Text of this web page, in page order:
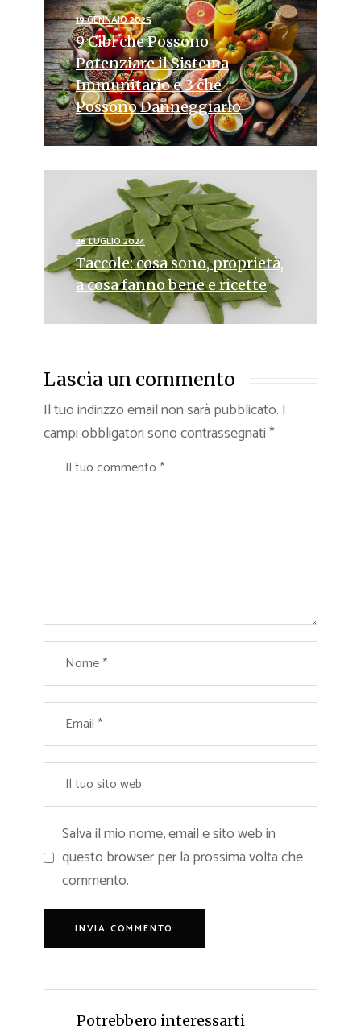
19 GENNAIO 2025
9 Cibi che Possono
Potenziare il Sistema
Immunitario e 3 che
Possono Danneggiarlo
26 LUGLIO 2024
Taccole: cosa sono, proprietà,
a cosa fanno bene e ricette
Lascia un commento
Il tuo indirizzo email non sarà pubblicato. I
campi obbligatori sono contrassegnati*
Salva il mio nome, email e sito web in
questo browser per la prossima volta che
commento.
Potrebbero interessarti